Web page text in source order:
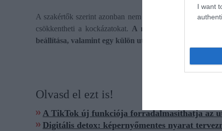
I want
A szakértők szerint azonban nem kell túlgondolni ezt a
csökkentheti a kockázatokat. A mobilos értesítések
beállítása, valamint egy külön utazási kártya használata
Olvasd el ezt is!
A TikTok új funkciója forradalmasíthatja az
Digitális detox: képernyőmentes nyarat